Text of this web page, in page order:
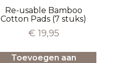
Re-usable Bamboo
Cotton Pads (7 stuks)
€ 19,95
Toevoegen aan